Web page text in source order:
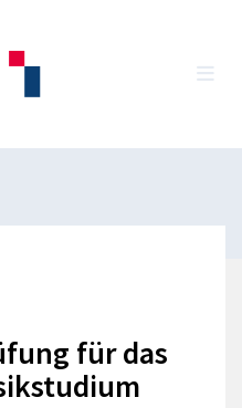
für das